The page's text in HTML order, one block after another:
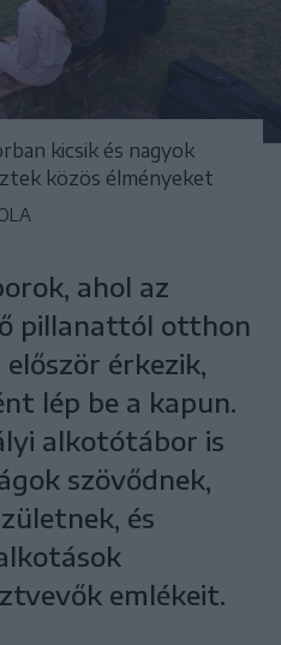
kicsik és nagyok
közös élményeket
ahol az
pillanattól otthon
érkezik,
lép be a kapun.
alkotótábor is
szövődnek,
és
emlékeit.